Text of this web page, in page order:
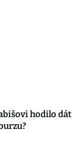
hodilo dát